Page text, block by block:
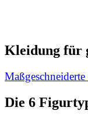
Kleidung für
Die 6